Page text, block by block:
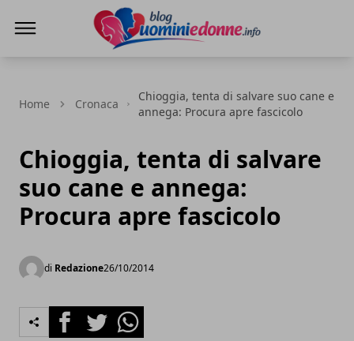
Home Cronaca
Chioggia, tenta di salvare suo cane e
annega: Procura apre fascicolo
Chioggia, tenta di salvare
suo cane e annega:
Procura apre fascicolo
di Redazione26/10/2014
FacebookTwitterWhatsapp